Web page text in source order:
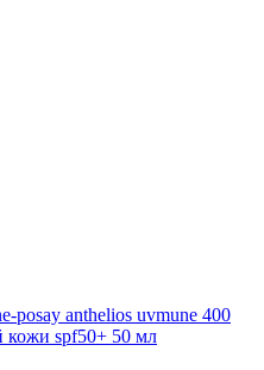
anthelios uvmune 400
кожи spf50+ 50 мл